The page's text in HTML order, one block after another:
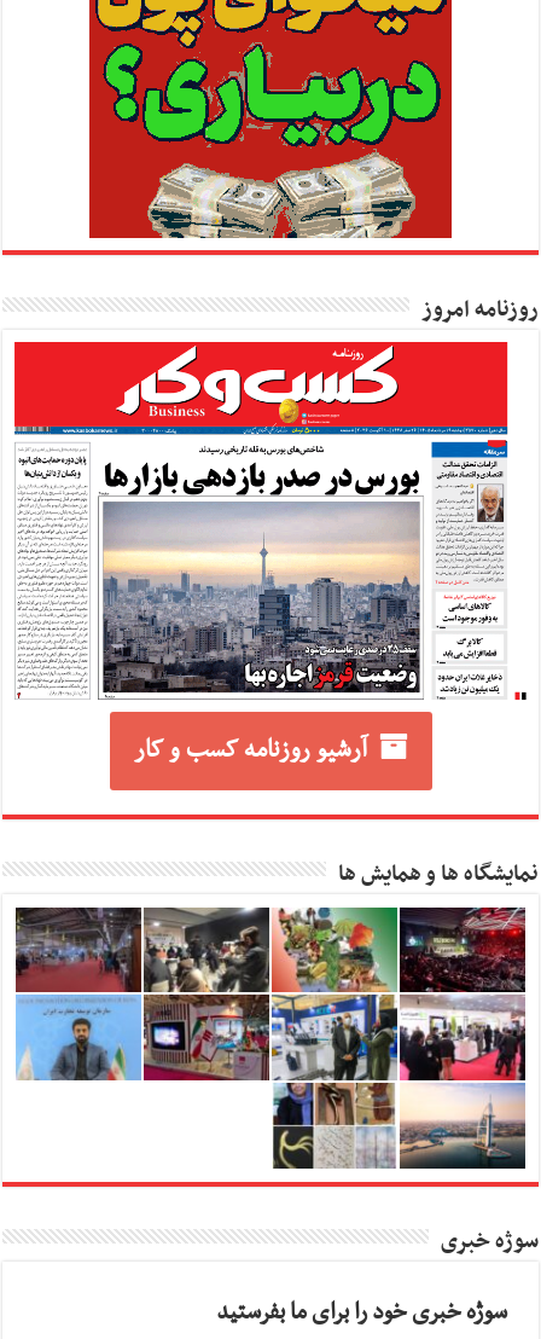
روزنامه امروز
آرشیو روزنامه کسب و کار
نمایشگاه ها و همایش ها
سوژه خبری
سوژه خبری خود را برای ما بفرستید